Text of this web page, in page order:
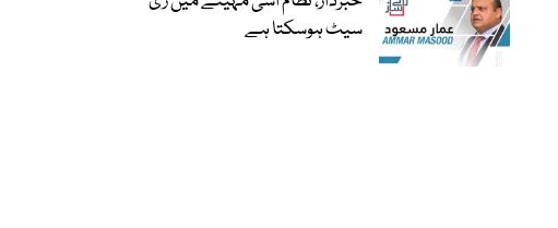
سیٹ ہوسکتا ہے